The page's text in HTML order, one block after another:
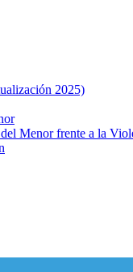
2025)
Menor frente a la